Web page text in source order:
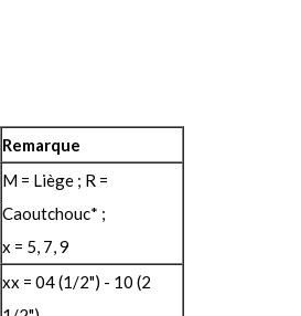
Remarque
M = Liège ; R =
Caoutchouc* ;
x = 5, 7, 9
xx = 04 (1/2") - 10 (2